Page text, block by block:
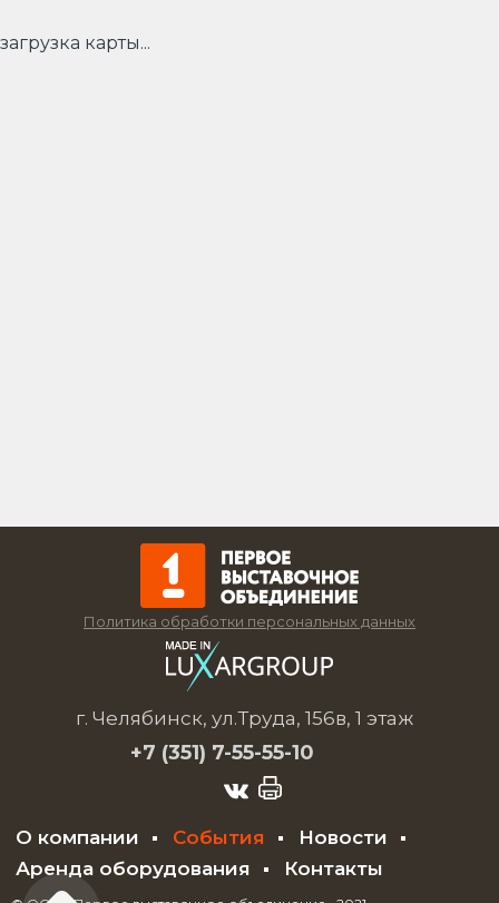
загрузка карты...
Политика обработки персональных данных
г. Челябинск, ул.Труда, 156в, 1 этаж
+7 (351) 7-55-55-10
О компании События
Новости
Аренда оборудования
Контакты